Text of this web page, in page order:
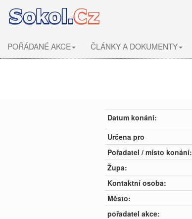
POŘÁDANÉ AKCE ČLÁNKY A DOKUMENTY
Datum konání:
Určena pro
Pořadatel / místo konání:
Župa:
Kontaktní osoba:
Město:
pořadatel akce: